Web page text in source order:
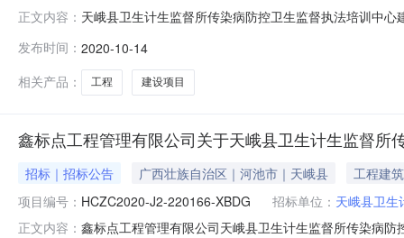
正文内容： 天峨县卫生计生监督所传染病防控卫生监督执法培训中
地点河池市金城江区城东新区肯旺桥西侧北面市工人文
发布时间： 2020-10-14
相关产品：
工程 建设项目
鑫标点工程管理有限公司关于天峨县卫生计生监督
招标｜招标公告 广西壮族自治区｜河池市｜天峨县
工程建筑
项目编号： HCZC2020-J2-220166-XBDG 招标单位： 天峨县卫生
正文内容： 鑫标点工程管理有限公司天峨县卫生计生监督所传染病